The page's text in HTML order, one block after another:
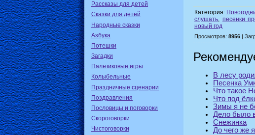
Рассказы для детей
Сказки для детей
Народные сказки
Азбука
Потешки
Загадки
Пальчиковые игры
Колыбельные
Праздничные сценарии
Поздравления
Пословицы и поговорки
Скороговорки
Чистоговорки
Категория:
слушать, песенки
новый год
Просмотров: 8956 |
В лесу
Песенка
Что такое
Что под
Зимы я не
Дело было
Снежинка
До чего же